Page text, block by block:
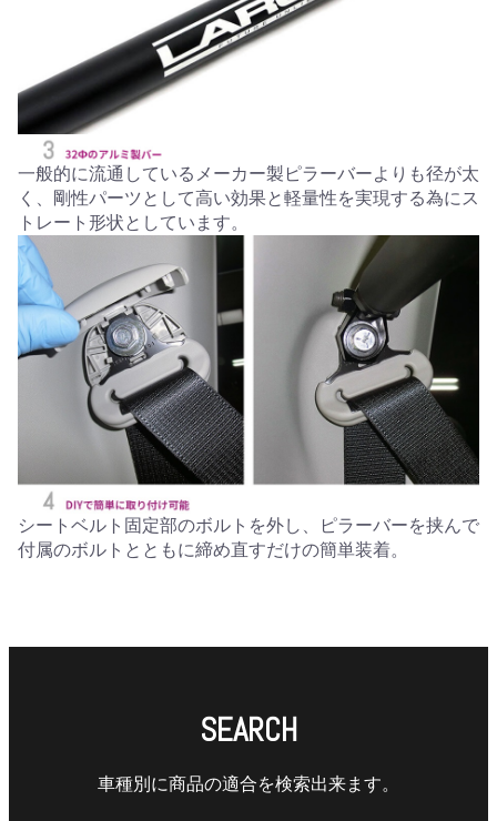
一般的に流通しているメーカー製ピラーバーよりも径が太
く、剛性パーツとして高い効果と軽量性を実現する為にス
トレート形状としています。
シートベルト固定部のボルトを外し、ピラーバーを挟んで
付属のボルトとともに締め直すだけの簡単装着。
SEARCH
車種別に商品の適合を検索出来ます。